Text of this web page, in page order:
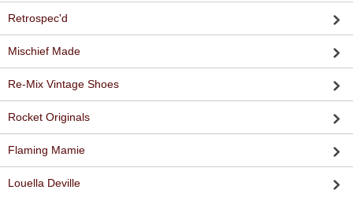
Retrospec'd
Mischief Made
Re-Mix Vintage Shoes
Rocket Originals
Flaming Mamie
Louella Deville